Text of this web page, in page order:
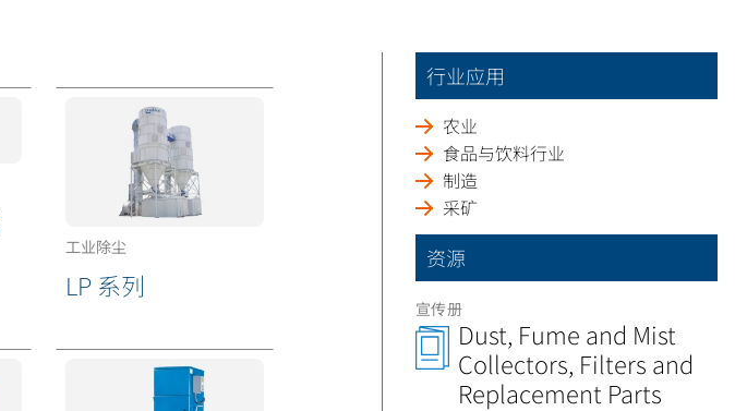
工业除尘
LP 系列
行业应用
农业
食品与饮料行业
制造
采矿
资源
宣传册
Dust, Fume and Mist
Collectors, Filters and
Replacement Parts